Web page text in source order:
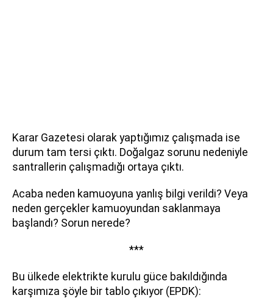
Karar Gazetesi olarak yaptığımız çalışmada ise
durum tam tersi çıktı. Doğalgaz sorunu nedeniyle
santrallerin çalışmadığı ortaya çıktı.
Acaba neden kamuoyuna yanlış bilgi verildi? Veya
neden gerçekler kamuoyundan saklanmaya
başlandı? Sorun nerede?
***
Bu ülkede elektrikte kurulu güce bakıldığında
karşımıza şöyle bir tablo çıkıyor (EPDK):